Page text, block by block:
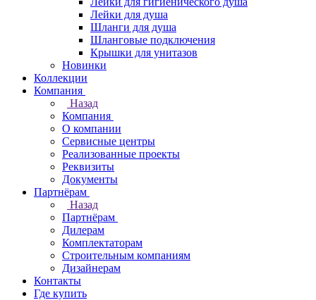
Лейки для душа
Шланги для душа
Шланговые подключения
Крышки для унитазов
Новинки
Коллекции
Компания
Назад
Компания
О компании
Сервисные центры
Реализованные проекты
Реквизиты
Документы
Партнёрам
Назад
Партнёрам
Дилерам
Комплектаторам
Строительным компаниям
Дизайнерам
Контакты
Где купить